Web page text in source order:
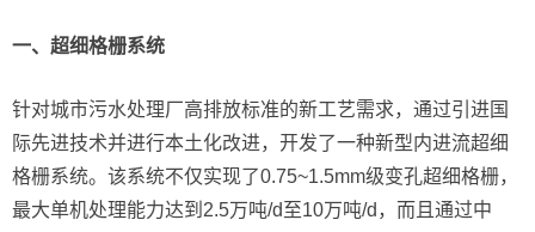
一、超细格栅系统
针对城市污水处理厂高排放标准的新工艺需求，通过引进国
际先进技术并进行本土化改进，开发了一种新型内进流超细
格栅系统。该系统不仅实现了0.75~1.5mm级变孔超细格栅，
最大单机处理能力达到2.5万吨/d至10万吨/d，而且通过中